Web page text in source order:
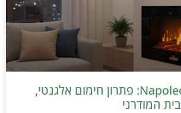
קמין חשמלי Napoleon: פתרון חימום אלגנטי,
המודרני